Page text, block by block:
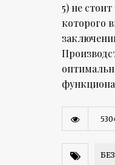
5) не
которого